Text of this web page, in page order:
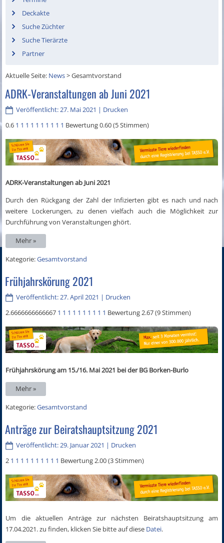
Deckakte
Suche Züchter
Suche Tierärzte
Partner
Aktuelle Seite: News>Gesamtvorstand
ADRK-Veranstaltungen ab Juni 2021
Veröffentlicht: 27. Mai 2021 | Drucken
0.6 1 1 1 1 1 1 1 1 1 1 Bewertung 0.60 (5 Stimmen)
ADRK-Veranstaltungen ab Juni 2021
Durch den Rückgang der Zahl der Infizierten gibt es nach und nach
weitere Lockerungen, zu denen vielfach auch die Möglichkeit zur
Durchführung von Veranstaltungen ghört.
Mehr »
Kategorie:Gesamtvorstand
Frühjahrskörung 2021
Veröffentlicht: 27. April 2021 | Drucken
2.6666666666667 1 1 1 1 1 1 1 1 1 1 Bewertung 2.67 (9 Stimmen)
Frühjahrskörung am 15./16. Mai 2021 bei der BG Borken-Burlo
Mehr »
Kategorie:Gesamtvorstand
Anträge zur Beiratshauptsitzung 2021
Veröffentlicht: 29. Januar 2021 | Drucken
2 1 1 1 1 1 1 1 1 1 1 Bewertung 2.00 (3 Stimmen)
Um die aktuellen Anträge zur nächsten Beiratshauptsitzung am
17.04.2021. zu finden, klicken Sie bitte auf diese Datei.